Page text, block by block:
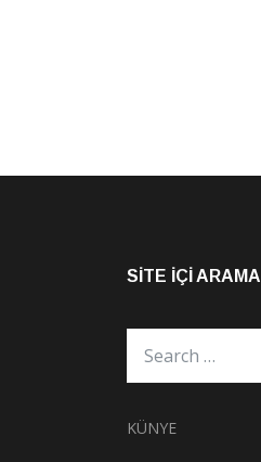
SITE İÇI ARAMA
KÜNYE